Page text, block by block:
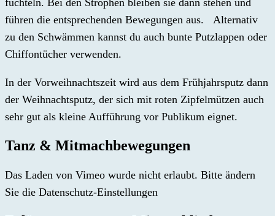
führen die entsprechenden Bewegungen aus. Alternativ
zu den Schwämmen kannst du auch bunte Putzlappen oder
Chiffontücher verwenden.
In der Vorweihnachtszeit wird aus dem Frühjahrsputz dann
der Weihnachtsputz, der sich mit roten Zipfelmützen auch
sehr gut als kleine Aufführung vor Publikum eignet.
Tanz & Mitmachbewegungen
Das Laden von Vimeo wurde nicht erlaubt. Bitte ändern
Sie die Datenschutz-Einstellungen